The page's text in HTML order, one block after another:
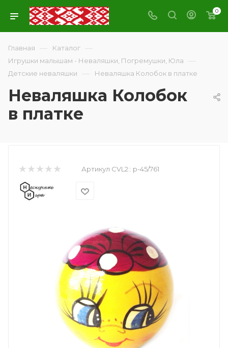
0
Главная — Каталог —
Игрушки малышам - Неваляшки, Погремушки, Юла —
Детские неваляшки — Неваляшка Колобок в платке
Неваляшка Колобок
в платке
Артикул CVL2:: р-45/761